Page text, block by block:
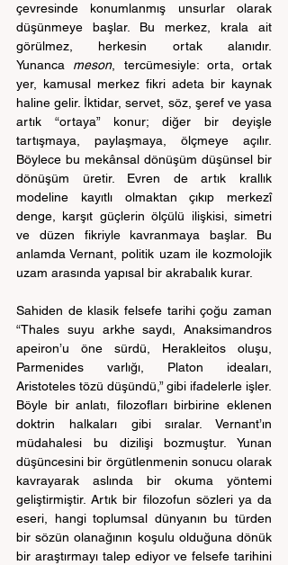
çevresinde konumlanmış unsurlar olarak
düşünmeye başlar. Bu merkez, krala ait
görülmez, herkesin ortak alanıdır.
Yunanca meson, tercümesiyle: orta, ortak
yer, kamusal merkez fikri adeta bir kaynak
haline gelir. İktidar, servet, söz, şeref ve yasa
artık “ortaya” konur; diğer bir deyişle
tartışmaya, paylaşmaya, ölçmeye açılır.
Böylece bu mekânsal dönüşüm düşünsel bir
dönüşüm üretir. Evren de artık krallık
modeline kayıtlı olmaktan çıkıp merkezî
denge, karşıt güçlerin ölçülü ilişkisi, simetri
ve düzen fikriyle kavranmaya başlar. Bu
anlamda Vernant, politik uzam ile kozmolojik
uzam arasında yapısal bir akrabalık kurar.
Sahiden de klasik felsefe tarihi çoğu zaman
“Thales suyu arkhe saydı, Anaksimandros
apeiron’u öne sürdü, Herakleitos oluşu,
Parmenides varlığı, Platon ideaları,
Aristoteles tözü düşündü,” gibi ifadelerle işler.
Böyle bir anlatı, filozofları birbirine eklenen
doktrin halkaları gibi sıralar. Vernant’ın
müdahalesi bu dizilişi bozmuştur. Yunan
düşüncesini bir örgütlenmenin sonucu olarak
kavrayarak aslında bir okuma yöntemi
geliştirmiştir. Artık bir filozofun sözleri ya da
eseri, hangi toplumsal dünyanın bu türden
bir sözün olanağının koşulu olduğuna dönük
bir araştırmayı talep ediyor ve felsefe tarihini